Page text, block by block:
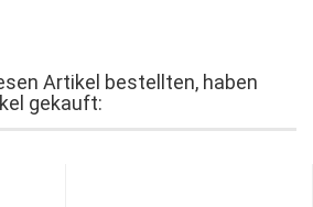
Artikel bestellten, haben
gekauft: